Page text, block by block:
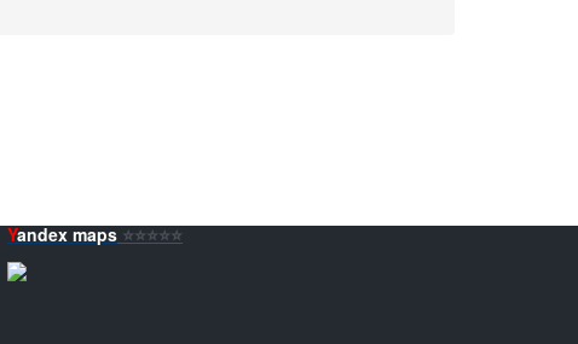
Yandex maps ⭐️⭐️⭐️⭐️⭐️